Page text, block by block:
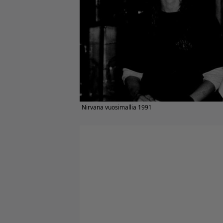
Nirvana vuosimallia 1991